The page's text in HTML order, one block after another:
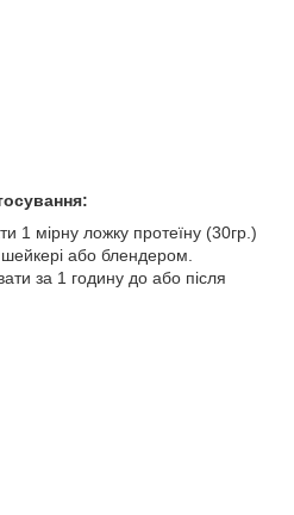
мірну ложку протеїну (30гр.)
або блендером.
за 1 годину до або після